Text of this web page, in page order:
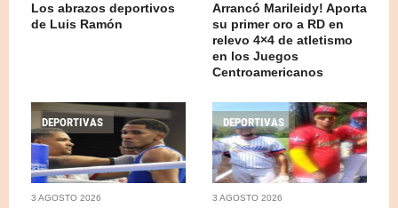
Los abrazos deportivos
de Luis Ramón
Arrancó Marileidy! Aporta
su primer oro a RD en
relevo 4×4 de atletismo
en los Juegos
Centroamericanos
DEPORTIVAS
3 AGOSTO 2026
DEPORTIVAS
3 AGOSTO 2026